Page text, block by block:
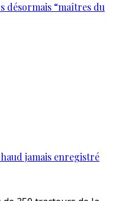
désormais “maîtres du
jamais enregistré